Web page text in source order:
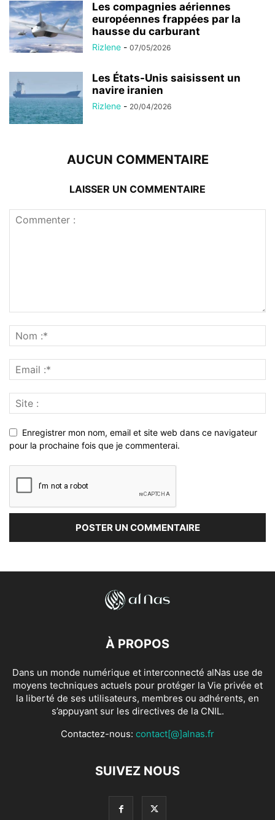
Les compagnies aériennes
européennes frappées par la
hausse du carburant
Rizlene - 07/05/2026
Les États-Unis saisissent un
navire iranien
Rizlene - 20/04/2026
AUCUN COMMENTAIRE
LAISSER UN COMMENTAIRE
Enregistrer mon nom, email et site web dans ce navigateur
pour la prochaine fois que je commenterai.
À PROPOS
Dans un monde numérique et interconnecté alNas use de
moyens techniques actuels pour protéger la Vie privée et
la liberté de ses utilisateurs, membres ou adhérents, en
s’appuyant sur les directives de la CNIL.
Contactez-nous: contact[@]alnas.fr
SUIVEZ NOUS